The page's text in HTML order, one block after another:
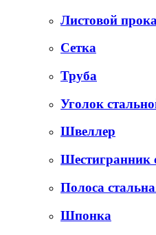
Листовой
Сетка
Труба
Уголок
Швеллер
Шестигранник
Полоса
Шпонка